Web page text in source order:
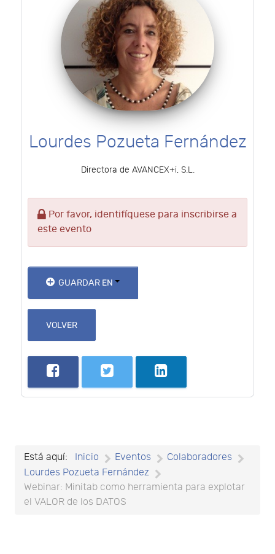
Lourdes Pozueta Fernández
Directora de AVANCEX+i, S.L.
Por favor, identifíquese para inscribirse a
este evento
GUARDAR EN
VOLVER
Está aquí: Inicio Eventos
Colaboradores
Lourdes Pozueta Fernández
Webinar: Minitab como herramienta para explotar
el VALOR de los DATOS